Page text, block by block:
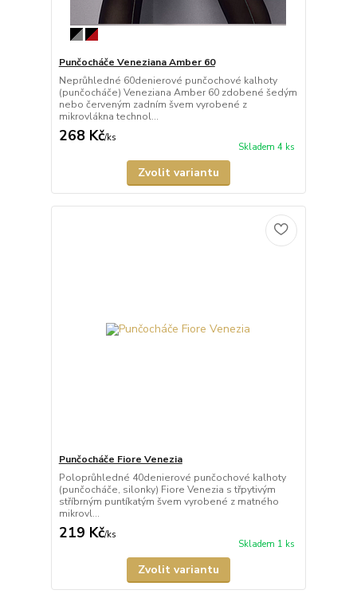
Punčocháče Veneziana Amber 60
Neprůhledné 60denierové punčochové kalhoty
(punčocháče) Veneziana Amber 60 zdobené šedým
nebo červeným zadním švem vyrobené z
mikrovlákna technol...
268 Kč/ks
Skladem 4 ks
Zvolit variantu
Punčocháče Fiore Venezia
Poloprůhledné 40denierové punčochové kalhoty
(punčocháče, silonky) Fiore Venezia s třpytivým
stříbrným puntíkatým švem vyrobené z matného
mikrovl...
219 Kč/ks
Skladem 1 ks
Zvolit variantu